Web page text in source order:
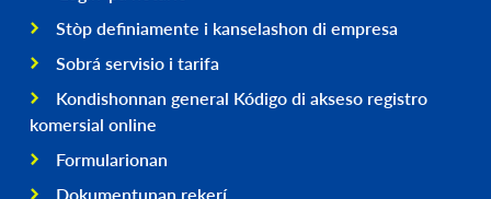
Buska
Stòp definiamente i kanselashon di empresa
Sobrá servisio i tarifa
Kondishonnan general Kódigo di akseso registro
komersial online
Formularionan